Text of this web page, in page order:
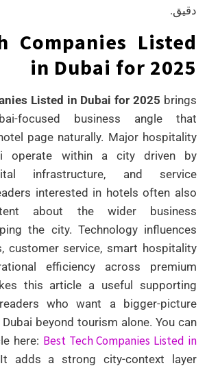
دقيق.
Companies Listed
in Dubai for 2025
Listed in Dubai for 2025 brings
focused business angle that
page naturally. Major hospitality
operate within a city driven by
infrastructure, and service
interested in hotels often also
about the wider business
the city. Technology influences
customer service, smart hospitality
efficiency across premium
this article a useful supporting
who want a bigger-picture
beyond tourism alone. You can
here: Best Tech Companies Listed in
adds a strong city-context layer